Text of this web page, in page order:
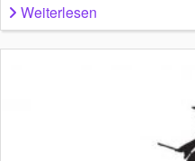
Weiterlesen